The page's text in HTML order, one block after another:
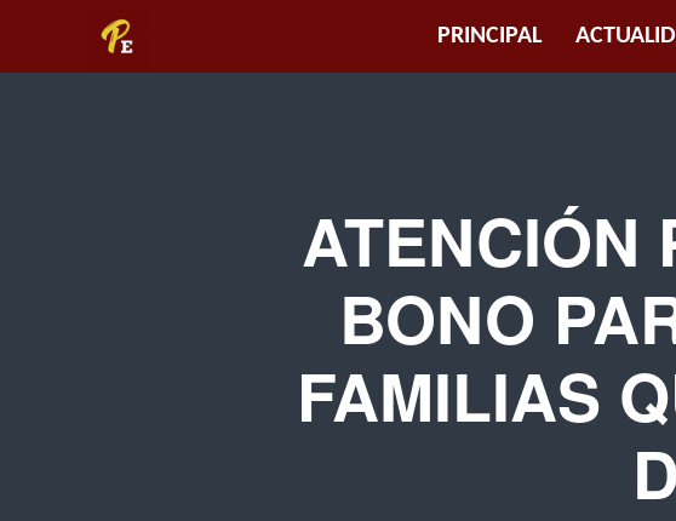
PRINCIPAL
ATENCIÓN
BONO
FAMILIAS